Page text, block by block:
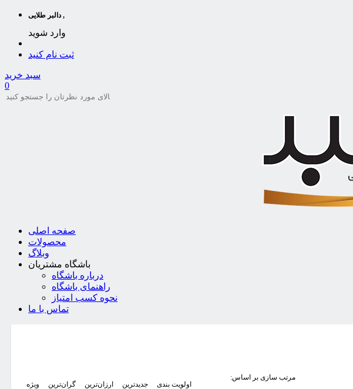
دالبر طلایی ,
وارد شوید
ثبت نام کنید
سبد خرید
0
صفحه اصلی
محصولات
وبلاگ
باشگاه مشتریان
درباره باشگاه
راهنمای باشگاه
نحوه کسب امتیاز
تماس با ما
مرتب سازی بر اساس:
اولویت بندی
جدیدترین ارزان‌ترین گران‌ترین ویژه